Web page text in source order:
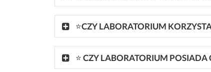
⭐CZY LABORATORIUM
⭐CZY LABORATORIUM POSIADA